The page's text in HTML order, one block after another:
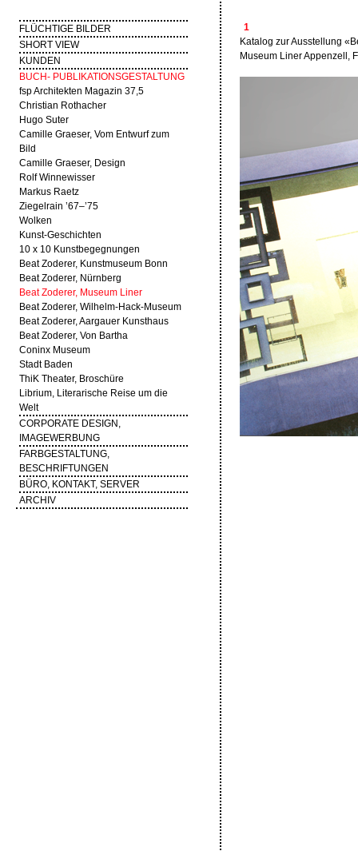
FLÜCHTIGE BILDER
SHORT VIEW
KUNDEN
BUCH- PUBLIKATIONSGESTALTUNG
fsp Architekten Magazin 37,5
Christian Rothacher
Hugo Suter
Camille Graeser, Vom Entwurf zum
Bild
Camille Graeser, Design
Rolf Winnewisser
Markus Raetz
Ziegelrain ’67–’75
Wolken
Kunst-Geschichten
10 x 10 Kunstbegegnungen
Beat Zoderer, Kunstmuseum Bonn
Beat Zoderer, Nürnberg
Beat Zoderer, Museum Liner
Beat Zoderer, Wilhelm-Hack-Museum
Beat Zoderer, Aargauer Kunsthaus
Beat Zoderer, Von Bartha
Coninx Museum
Stadt Baden
ThiK Theater, Broschüre
Librium, Literarische Reise um die
Welt
CORPORATE DESIGN,
IMAGEWERBUNG
FARBGESTALTUNG,
BESCHRIFTUNGEN
BÜRO, KONTAKT, SERVER
ARCHIV
1
Katalog zur Ausstellung
Museum Liner Appenzell,